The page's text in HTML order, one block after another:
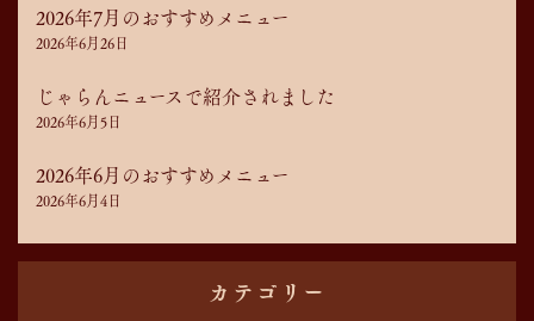
2026年7月のおすすめメニュー
2026年6月26日
じゃらんニュースで紹介されました
2026年6月5日
2026年6月のおすすめメニュー
2026年6月4日
カテゴリー